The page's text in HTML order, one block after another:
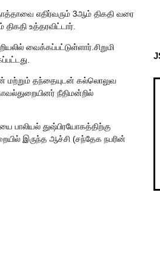
எதிர்வரும் 3ஆம் திகதி வரை
உத்தரவிட்டார்.
வைக்கப்பட்டுள்ளார்.சிறுமி
மற்றும் தந்தையுடன் கல்லொலுவ
நீதிமன்றில்
பாலியல் துஷ்பிரயோகத்திற்கு
இருந்த ஆச்சி (சந்தேக நபரின்